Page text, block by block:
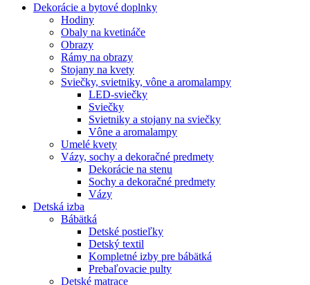
Dekorácie a bytové doplnky
Hodiny
Obaly na kvetináče
Obrazy
Rámy na obrazy
Stojany na kvety
Sviečky, svietniky, vône a aromalampy
LED-sviečky
Sviečky
Svietniky a stojany na sviečky
Vône a aromalampy
Umelé kvety
Vázy, sochy a dekoračné predmety
Dekorácie na stenu
Sochy a dekoračné predmety
Vázy
Detská izba
Bábätká
Detské postieľky
Detský textil
Kompletné izby pre bábätká
Prebaľovacie pulty
Detské matrace